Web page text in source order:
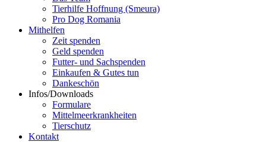
Tierhilfe Hoffnung (Smeura)
Pro Dog Romania
Mithelfen
Zeit spenden
Geld spenden
Futter- und Sachspenden
Einkaufen & Gutes tun
Dankeschön
Infos/Downloads
Formulare
Mittelmeerkrankheiten
Tierschutz
Kontakt